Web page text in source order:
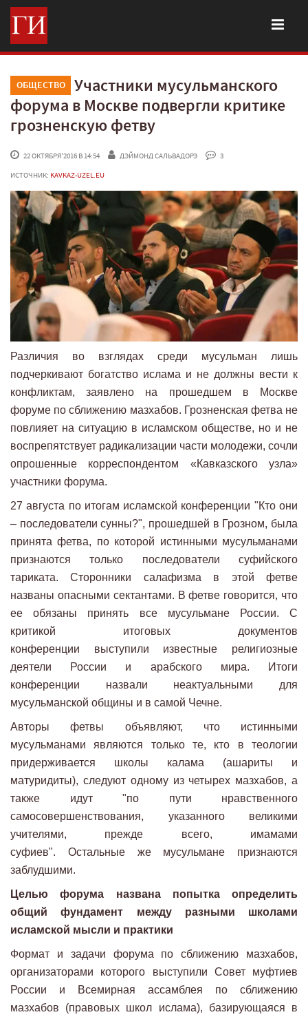
ОБЩЕСТВО
Участники мусульманского
форума в Москве подвергли критике
грозненскую фетву
22 ОКТЯБРЯ'2016 В 14:54 ДЭЙМОНД САЛЬВАДОРЭ
3
ИСТОЧНИК: KAVKAZ-UZEL.EU
Различия во взглядах среди мусульман лишь
подчеркивают богатство ислама и не должны вести к
конфликтам, заявлено на прошедшем в Москве
форуме по сближению мазхабов. Грозненская фетва не
повлияет на ситуацию в исламском обществе, но и не
воспрепятствует радикализации части молодежи, сочли
опрошенные корреспондентом «Кавказского узла»
участники форума.
27 августа по итогам исламской конференции "Кто они
– последователи сунны?", прошедшей в Грозном, была
принята фетва, по которой истинными мусульманами
признаются только последователи суфийского
тариката. Сторонники салафизма в этой фетве
названы опасными сектантами. В фетве говорится, что
ее обязаны принять все мусульмане России. С
критикой итоговых документов
конференции выступили известные религиозные
деятели России и арабского мира. Итоги
конференции назвали неактуальными для
мусульманской общины и в самой Чечне.
Авторы фетвы объявляют, что истинными
мусульманами являются только те, кто в теологии
придерживается школы калама (ашариты и
матуридиты), следуют одному из четырех мазхабов, а
также идут "по пути нравственного
самосовершенствования, указанного великими
учителями, прежде всего, имамами
суфиев". Остальные же мусульмане признаются
заблудшими.
Целью форума названа попытка определить
общий фундамент между разными школами
исламской мысли и практики
Формат и задачи форума по сближению мазхабов,
организаторами которого выступили Совет муфтиев
России и Всемирная ассамблея по сближению
мазхабов (правовых школ ислама), базирующаяся в